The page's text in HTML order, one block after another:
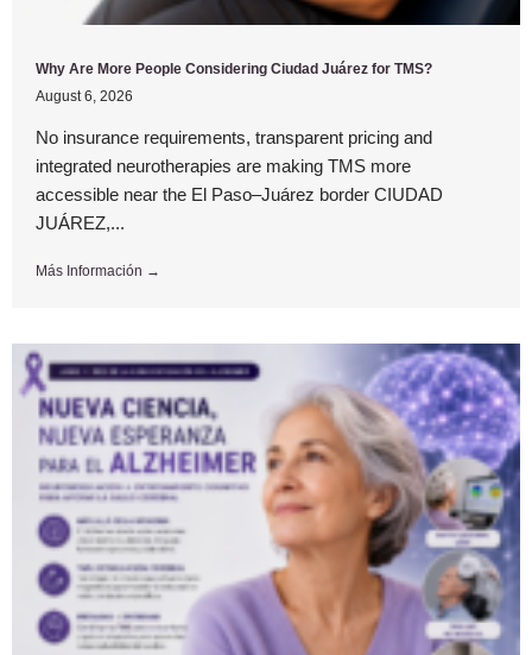
Why Are More People Considering Ciudad Juárez for TMS?
August 6, 2026
No insurance requirements, transparent pricing and
integrated neurotherapies are making TMS more
accessible near the El Paso–Juárez border CIUDAD
JUÁREZ,...
Más Información →